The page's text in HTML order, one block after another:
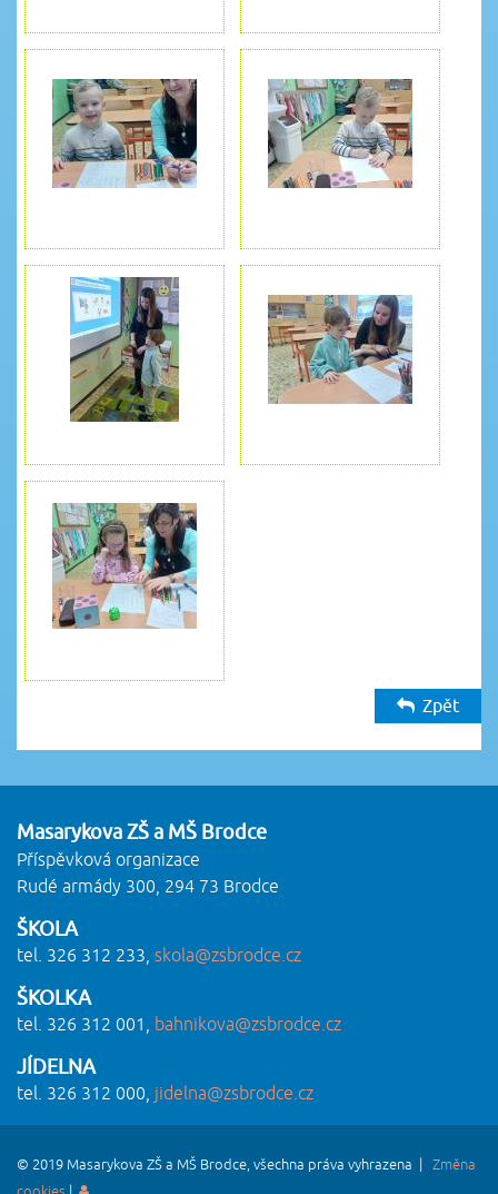
Zpět
Masarykova ZŠ a MŠ Brodce
Příspěvková organizace
Rudé armády 300, 294 73 Brodce
ŠKOLA
tel. 326 312 233, skola@zsbrodce.cz
ŠKOLKA
tel. 326 312 001, bahnikova@zsbrodce.cz
JÍDELNA
tel. 326 312 000, jidelna@zsbrodce.cz
© 2019 Masarykova ZŠ a MŠ Brodce, všechna práva vyhrazena | Změna